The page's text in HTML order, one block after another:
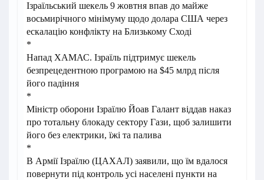
Ізраїльський шекель 9 жовтня впав до майже
восьмирічного мінімуму щодо долара США через
ескалацію конфлікту на Близькому Сході
*
Напад ХАМАС. Ізраїль підтримує шекель
безпрецедентною програмою на $45 млрд після
його падіння
*
Міністр оборони Ізраїлю Йоав Галант віддав наказ
про тотальну блокаду сектору Гази, щоб залишити
його без електрики, їжі та палива
*
В Армії Ізраїлю (ЦАХАЛ) заявили, що їм вдалося
повернути під контроль усі населені пункти на